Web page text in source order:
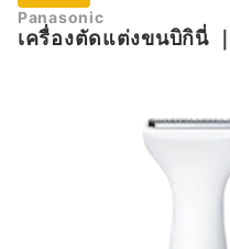
Panasonic
เครื่องตัดแต่งขนบิกินี่｜